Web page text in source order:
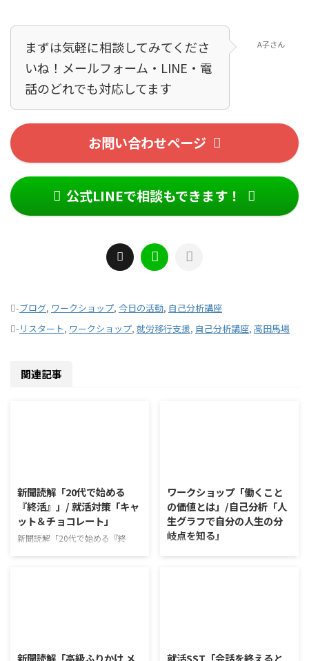
まずは気軽に相談してみてくださ
いね！メールフォーム・LINE・電
話のどれでも対応してます！
A子さん
お問い合わせページ
公式LINEで相談もできます！
-ブログ, ワークショップ, 今日の活動, 自己分析講座
- リスタート, ワークショップ, 就労移行支援, 自己分析講座, 高田馬場
関連記事
新聞読解「20代で始める
『終活』」/ 就活対策「キャ
ット＆チョコレート」
新聞読解「20代で始める『終
ワークショップ「働くこと
の価値とは」/自己分析「人
生グラフで自分の人生の分
岐点を知る」
新聞読解「高級ふりかけ メ 就活SST「会話を終えると